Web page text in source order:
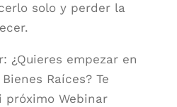
solo y perder la
¿Quieres empezar en
Raíces? Te
Webinar